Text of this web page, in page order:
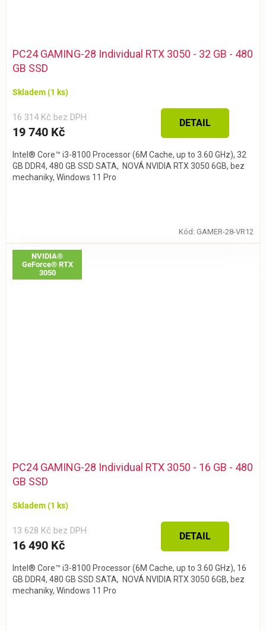
PC24 GAMING-28 Individual RTX 3050 - 32 GB - 480
GB SSD
Skladem(1 ks)
16 314 Kč bez DPH
19 740 Kč
DETAIL
Intel® Core™ i3-8100 Processor (6M Cache, up to 3.60 GHz), 32
GB DDR4, 480 GB SSD SATA, NOVÁ NVIDIA RTX 3050 6GB, bez
mechaniky, Windows 11 Pro
Kód: GAMER-28-VR12
NVIDIA®
GeForce® RTX
3050
PC24 GAMING-28 Individual RTX 3050 - 16 GB - 480
GB SSD
Skladem(1 ks)
13 628 Kč bez DPH
16 490 Kč
DETAIL
Intel® Core™ i3-8100 Processor (6M Cache, up to 3.60 GHz), 16
GB DDR4, 480 GB SSD SATA, NOVÁ NVIDIA RTX 3050 6GB, bez
mechaniky, Windows 11 Pro